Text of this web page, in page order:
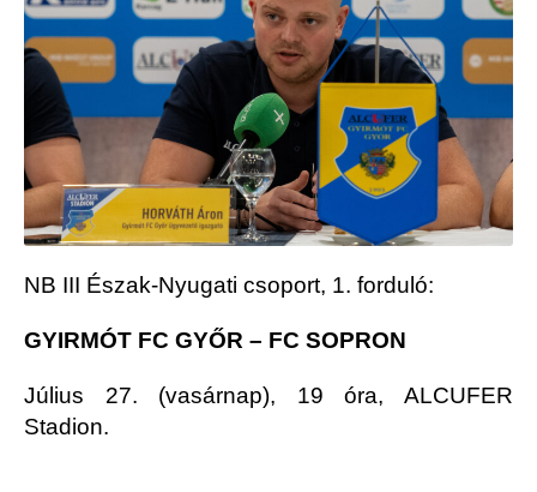
NB III Észak-Nyugati csoport, 1. forduló:
GYIRMÓT FC GYŐR – FC SOPRON
Július 27. (vasárnap), 19 óra, ALCUFER
Stadion.